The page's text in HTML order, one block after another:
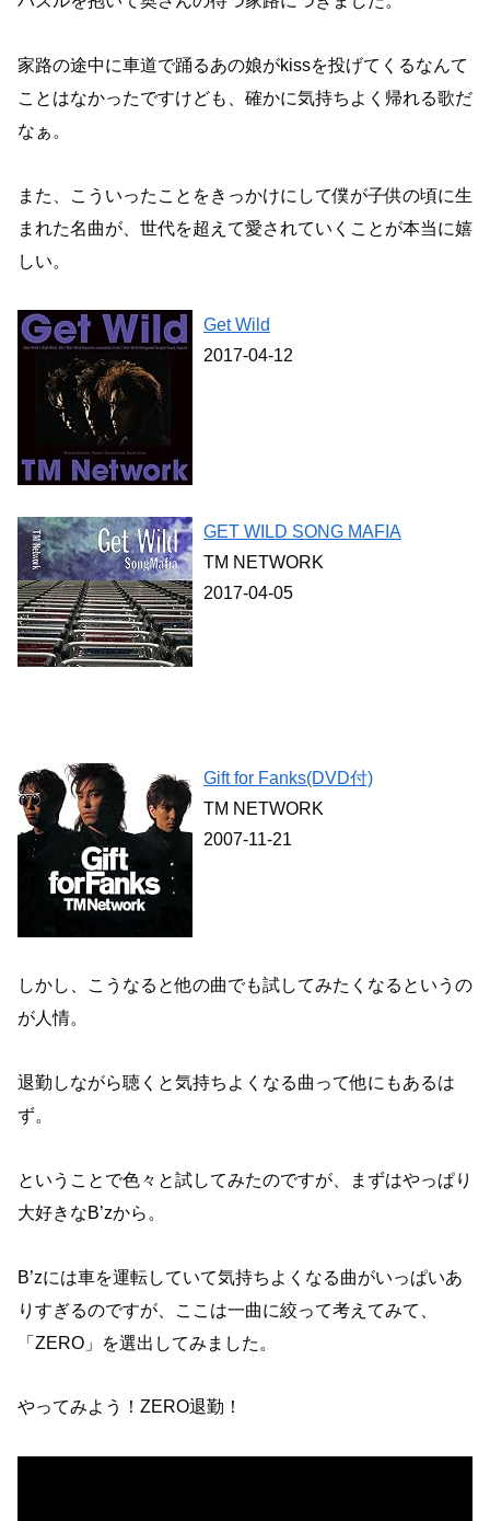
家路の途中に車道で踊るあの娘がkissを投げてくるなんて
ことはなかったですけども、確かに気持ちよく帰れる歌だ
なぁ。
また、こういったことをきっかけにして僕が子供の頃に生
まれた名曲が、世代を超えて愛されていくことが本当に嬉
しい。
Get Wild
2017-04-12
GET WILD SONG MAFIA
TM NETWORK
2017-04-05
Gift for Fanks(DVD付)
TM NETWORK
2007-11-21
しかし、こうなると他の曲でも試してみたくなるというの
が人情。
退勤しながら聴くと気持ちよくなる曲って他にもあるは
ず。
ということで色々と試してみたのですが、まずはやっぱり
大好きなB’zから。
B’zには車を運転していて気持ちよくなる曲がいっぱいあ
りすぎるのですが、ここは一曲に絞って考えてみて、
「ZERO」を選出してみました。
やってみよう！ZERO退勤！